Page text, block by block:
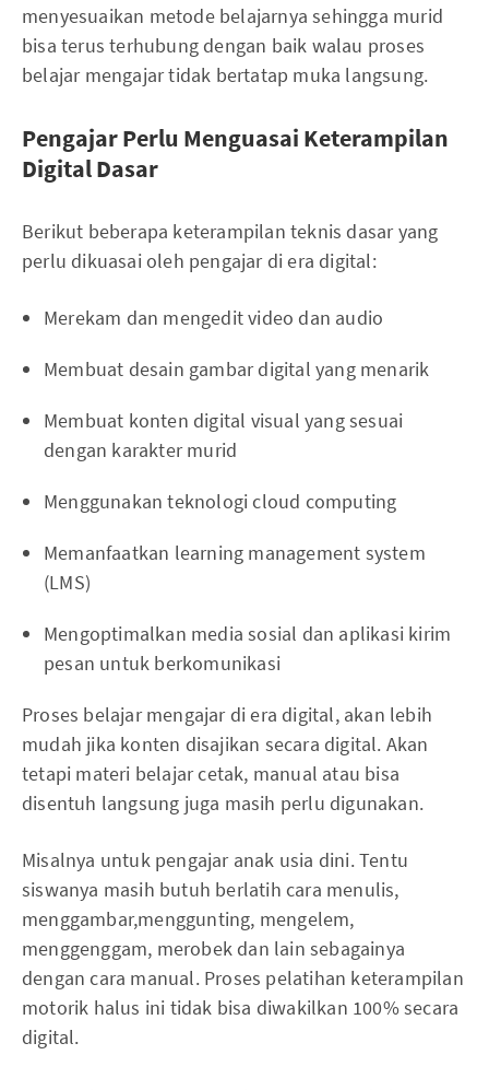
menyesuaikan metode belajarnya sehingga murid
bisa terus terhubung dengan baik walau proses
belajar mengajar tidak bertatap muka langsung.
Pengajar Perlu Menguasai Keterampilan
Digital Dasar
Berikut beberapa keterampilan teknis dasar yang
perlu dikuasai oleh pengajar di era digital:
Merekam dan mengedit video dan audio
Membuat desain gambar digital yang menarik
Membuat konten digital visual yang sesuai
dengan karakter murid
Menggunakan teknologi cloud computing
Memanfaatkan learning management system
(LMS)
Mengoptimalkan media sosial dan aplikasi kirim
pesan untuk berkomunikasi
Proses belajar mengajar di era digital, akan lebih
mudah jika konten disajikan secara digital. Akan
tetapi materi belajar cetak, manual atau bisa
disentuh langsung juga masih perlu digunakan.
Misalnya untuk pengajar anak usia dini. Tentu
siswanya masih butuh berlatih cara menulis,
menggambar,menggunting, mengelem,
menggenggam, merobek dan lain sebagainya
dengan cara manual. Proses pelatihan keterampilan
motorik halus ini tidak bisa diwakilkan 100% secara
digital.